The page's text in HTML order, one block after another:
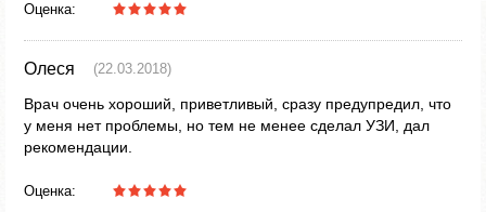
Оценка:
Олеся (22.03.2018)
Врач очень хороший, приветливый, сразу предупредил, что
у меня нет проблемы, но тем не менее сделал УЗИ, дал
рекомендации.
Оценка: